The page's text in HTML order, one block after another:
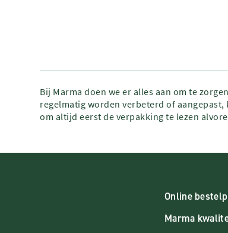
Bij Marma doen we er alles aan om te
regelmatig worden verbeterd of
om altijd eerst de verpakking te lezen
Online
Marma